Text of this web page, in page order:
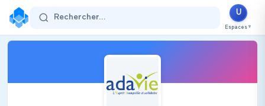
Rechercher...
U
Espaces ▼